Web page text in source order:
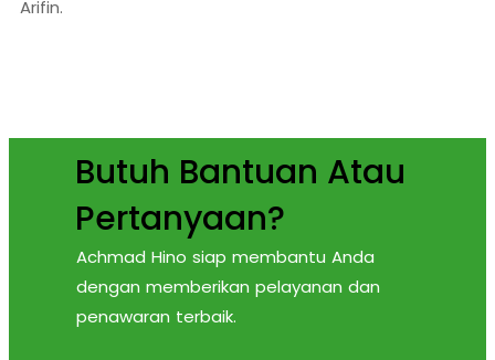
Arifin.
Butuh Bantuan Atau
Pertanyaan?
Achmad Hino siap membantu Anda
dengan memberikan pelayanan dan
penawaran terbaik.